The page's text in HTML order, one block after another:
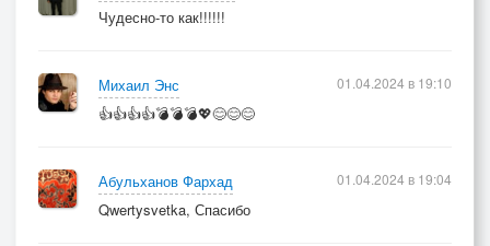
Чудесно-то как!!!!!!
Михаил Энс
👍👍👍👍💣💣💣💖😊😊😊
01.04.2024 в 19:10
Абульханов Фархад
Qwertysvetka, Спасибо
01.04.2024 в 19:04